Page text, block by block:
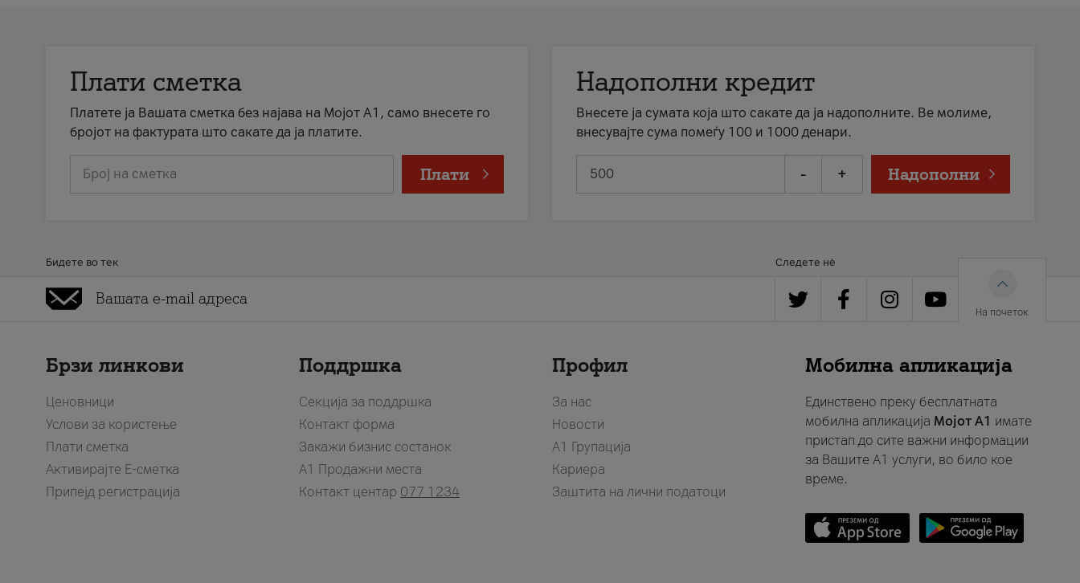
Плати сметка
Платете ја Вашата сметка без најава на Мојот А1, само внесете го
бројот на фактурата што сакате да ја платите.
Број на сметка Плати
Надополни кредит
Внесете ја сумата која што сакате да ја надополните. Ве молиме,
внесувајте сума помеѓу 100 и 1000 денари.
- + Надополни
Бидете во тек Следете нè
На почеток
Брзи линкови
Ценовници
Услови за користење
Плати сметка
Активирајте Е-сметка
Припејд регистрација
Поддршка
Секција за поддршка
Контакт форма
Закажи бизнис состанок
A1 Продажни места
Контакт центар 077 1234
Профил
За нас
Новости
А1 Групација
Кариера
Заштита на лични податоци
Мобилна апликација
Единствено преку бесплатната
мобилна апликација Мојот A1 имате
пристап до сите важни информации
за Вашите A1 услуги, во било кое
време.